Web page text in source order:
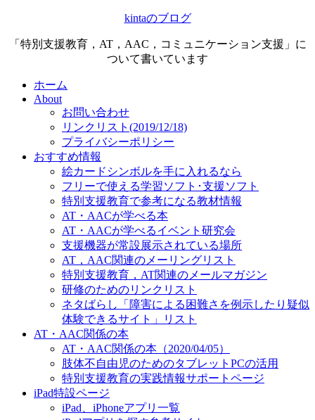
kintaのブログ
「特別支援教育，AT，AAC，コミュニケーション支援」に
ついて書いています
ホーム
About
お問い合わせ
リンクリスト(2019/12/18)
プライバシーポリシー
おすすめ情報
絵カードシンボルを手に入れるなら
フリーで使える学習ソフト･支援ソフト
特別支援教育で参考になる教材情報
AT・AACが学べる本
AT・AACが学べるイベント研究会
支援機器が常設展示されている場所
AT，AAC関連のメーリングリスト
特別支援教育，AT関連のメールマガジン
研修のためのリンクリスト
ネタばらし「障害による困難さを例示したり疑似
体験できるサイト」リスト
AT・AAC関係の本
AT・AAC関係の本（2020/04/05）
肢体不自由児のためのタブレットPCの活用
特別支援教育の実践情報サポートページ
iPad特設ページ
iPad、iPhoneアプリ一覧